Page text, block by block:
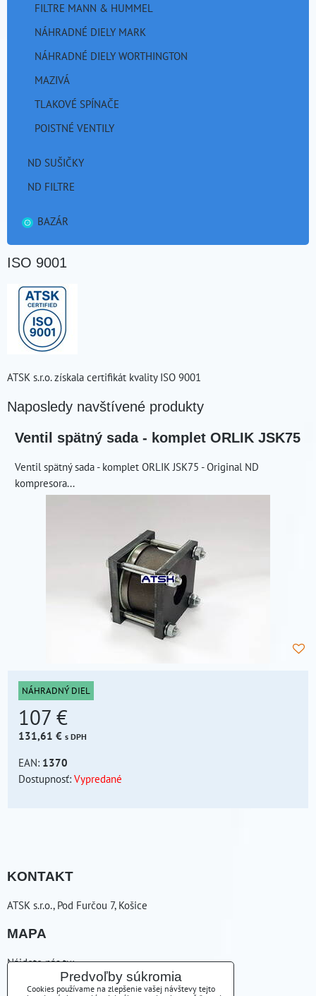
FILTRE MANN & HUMMEL
NÁHRADNÉ DIELY MARK
NÁHRADNÉ DIELY WORTHINGTON
MAZIVÁ
TLAKOVÉ SPÍNAČE
POISTNÉ VENTILY
ND SUŠIČKY
ND FILTRE
BAZÁR
ISO 9001
ATSK s.r.o. získala certifikát kvality ISO 9001
Naposledy navštívené produkty
Ventil spätný sada - komplet ORLIK JSK75
Ventil spätný sada - komplet ORLIK JSK75 - Original ND
kompresora...
NÁHRADNÝ DIEL
107 €
131,61 € s DPH
EAN: 1370
Dostupnosť: Vypredané
KONTAKT
ATSK s.r.o., Pod Furčou 7, Košice
MAPA
Nájdete nás tu:
ZAVOLÁME VÁM SPÄŤ
Predvoľby súkromia
Cookies používame na zlepšenie vašej návštevy tejto